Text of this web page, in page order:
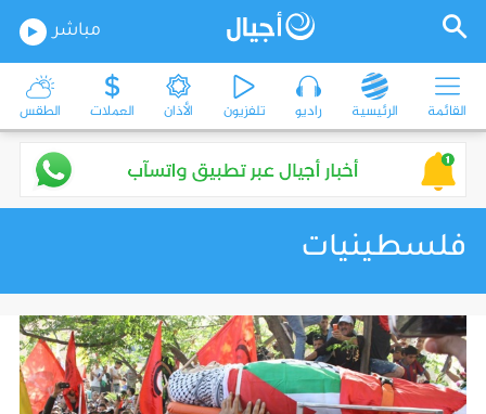
مباشر
القائمة الرئيسية راديو تلفزيون الأذان العملات الطقس
فلسطينيات